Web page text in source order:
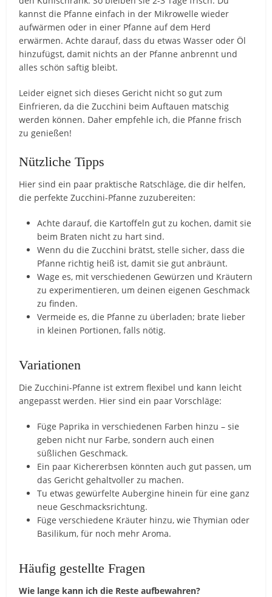
kannst die Pfanne einfach in der Mikrowelle wieder
aufwärmen oder in einer Pfanne auf dem Herd
erwärmen. Achte darauf, dass du etwas Wasser oder Öl
hinzufügst, damit nichts an der Pfanne anbrennt und
alles schön saftig bleibt.
Leider eignet sich dieses Gericht nicht so gut zum
Einfrieren, da die Zucchini beim Auftauen matschig
werden können. Daher empfehle ich, die Pfanne frisch
zu genießen!
Nützliche Tipps
Hier sind ein paar praktische Ratschläge, die dir helfen,
die perfekte Zucchini-Pfanne zuzubereiten:
Achte darauf, die Kartoffeln gut zu kochen, damit sie
beim Braten nicht zu hart sind.
Wenn du die Zucchini brätst, stelle sicher, dass die
Pfanne richtig heiß ist, damit sie gut anbräunt.
Wage es, mit verschiedenen Gewürzen und Kräutern
zu experimentieren, um deinen eigenen Geschmack
zu finden.
Vermeide es, die Pfanne zu überladen; brate lieber
in kleinen Portionen, falls nötig.
Variationen
Die Zucchini-Pfanne ist extrem flexibel und kann leicht
angepasst werden. Hier sind ein paar Vorschläge:
Füge Paprika in verschiedenen Farben hinzu – sie
geben nicht nur Farbe, sondern auch einen
süßlichen Geschmack.
Ein paar Kichererbsen könnten auch gut passen, um
das Gericht gehaltvoller zu machen.
Tu etwas gewürfelte Aubergine hinein für eine ganz
neue Geschmacksrichtung.
Füge verschiedene Kräuter hinzu, wie Thymian oder
Basilikum, für noch mehr Aroma.
Häufig gestellte Fragen
Wie lange kann ich die Reste aufbewahren?